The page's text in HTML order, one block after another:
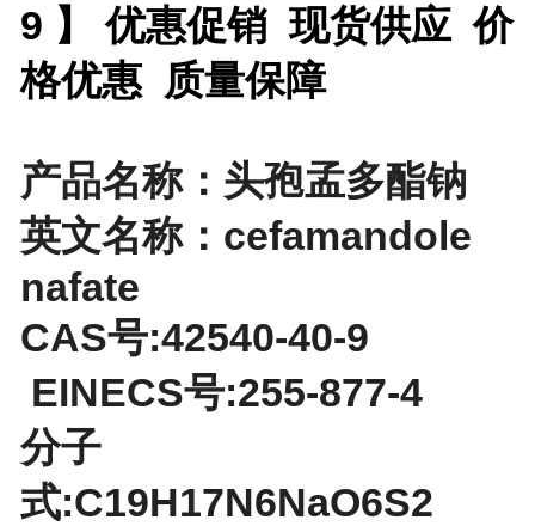
9 】 优惠促销 现货供应 价
格优惠 质量保障
产品名称：头孢孟多酯钠
英文名称：cefamandole
nafate
CAS号:42540-40-9
EINECS号:255-877-4
分子
式:C19H17N6NaO6S2